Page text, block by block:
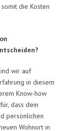
die Kosten
wir auf
in diesem
Know-how
dass dein
persönlichen
Wohnort in